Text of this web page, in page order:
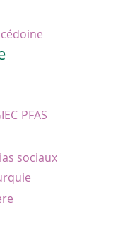
PFAS
sociaux